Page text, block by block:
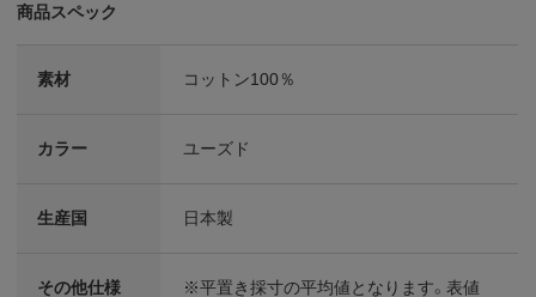
商品スペック
素材 コットン100％
カラー ユーズド
生産国 日本製
その他仕様 ※平置き採寸の平均値となります。表値